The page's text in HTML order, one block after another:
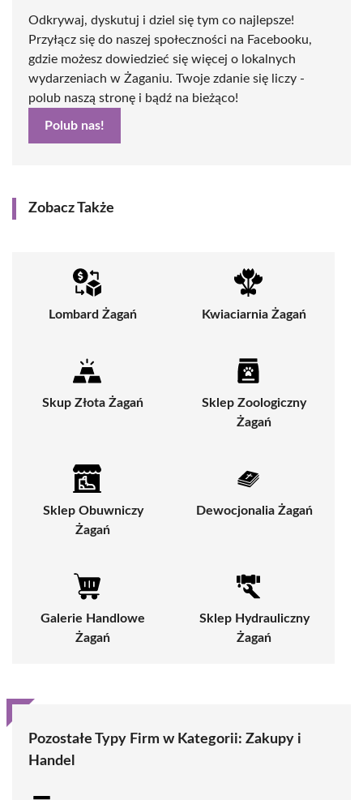
Odkrywaj, dyskutuj i dziel się tym co najlepsze!
Przyłącz się do naszej społeczności na Facebooku,
gdzie możesz dowiedzieć się więcej o lokalnych
wydarzeniach w Żaganiu. Twoje zdanie się liczy -
polub naszą stronę i bądź na bieżąco!
Polub nas!
Zobacz Także
Lombard Żagań Kwiaciarnia Żagań
Skup Złota Żagań
Sklep Zoologiczny
Żagań
Sklep Obuwniczy
Żagań
Dewocjonalia Żagań
Galerie Handlowe
Żagań
Sklep Hydrauliczny
Żagań
Pozostałe Typy Firm w Kategorii: Zakupy i
Handel